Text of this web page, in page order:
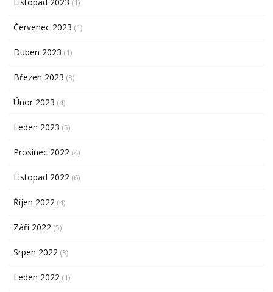
(1)
Červenec 2023 (1)
Duben 2023 (1)
Březen 2023 (3)
Únor 2023 (4)
Leden 2023 (5)
Prosinec 2022 (4)
Listopad 2022 (6)
Říjen 2022 (4)
Září 2022 (5)
Srpen 2022 (3)
Leden 2022 (1)